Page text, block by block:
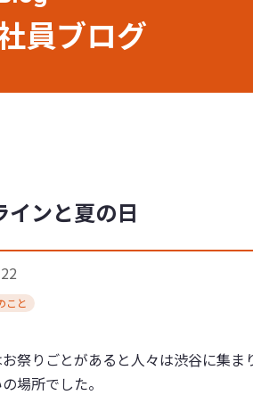
員ブログ
インと夏の日
こと
祭りごとがあると人々は渋谷に集
場所でした。